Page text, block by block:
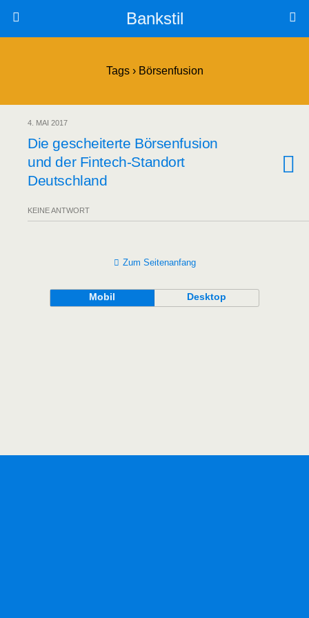
Bankstil
Tags › Börsenfusion
4. MAI 2017
Die geschei­ter­te Bör­sen­fu­si­on
und der Fin­tech-Stand­ort
Deutschland
KEINE ANTWORT
Zum Seitenanfang
Mobil Desktop